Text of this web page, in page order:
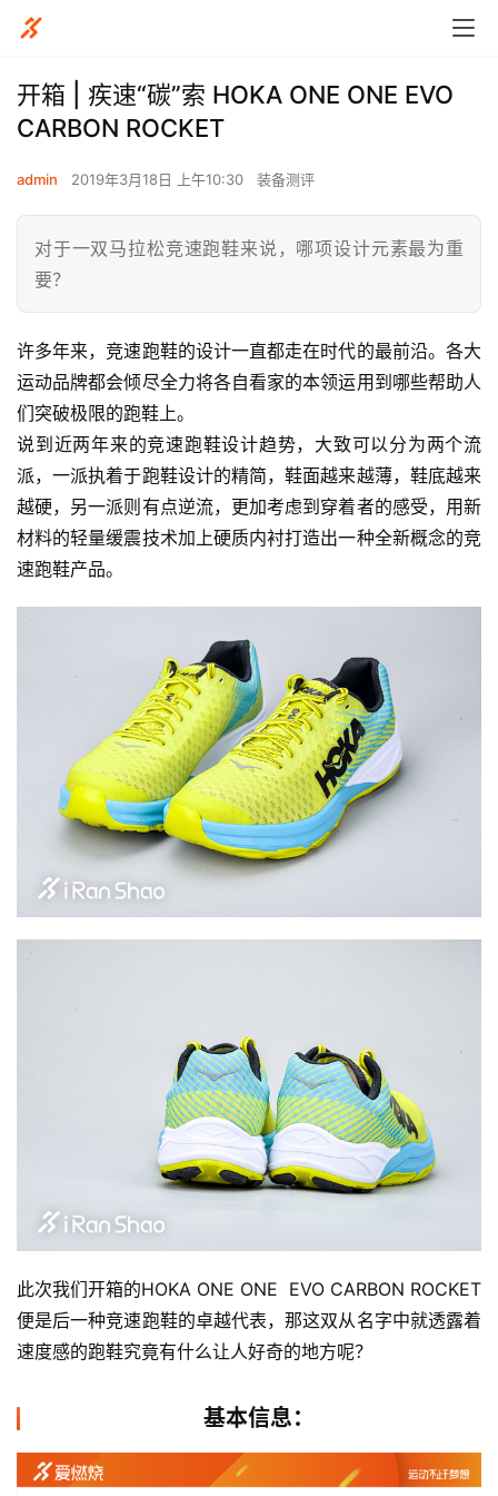
开箱 | 疾速“碳”索 HOKA ONE ONE EVO
CARBON ROCKET
admin 2019年3月18日 上午10:30 装备测评
对于一双马拉松竞速跑鞋来说，哪项设计元素最为重
要？
许多年来，竞速跑鞋的设计一直都走在时代的最前沿。各大
运动品牌都会倾尽全力将各自看家的本领运用到哪些帮助人
们突破极限的跑鞋上。
说到近两年来的竞速跑鞋设计趋势，大致可以分为两个流
派，一派执着于跑鞋设计的精简，鞋面越来越薄，鞋底越来
越硬，另一派则有点逆流，更加考虑到穿着者的感受，用新
材料的轻量缓震技术加上硬质内衬打造出一种全新概念的竞
速跑鞋产品。
此次我们开箱的HOKA ONE ONE  EVO CARBON ROCKET
便是后一种竞速跑鞋的卓越代表，那这双从名字中就透露着
速度感的跑鞋究竟有什么让人好奇的地方呢？
基本信息：